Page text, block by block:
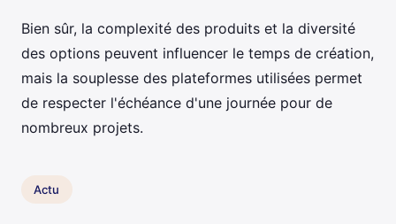
Bien sûr, la complexité des produits et la diversité
des options peuvent influencer le temps de création,
mais la souplesse des plateformes utilisées permet
de respecter l'échéance d'une journée pour de
nombreux projets.
Actu